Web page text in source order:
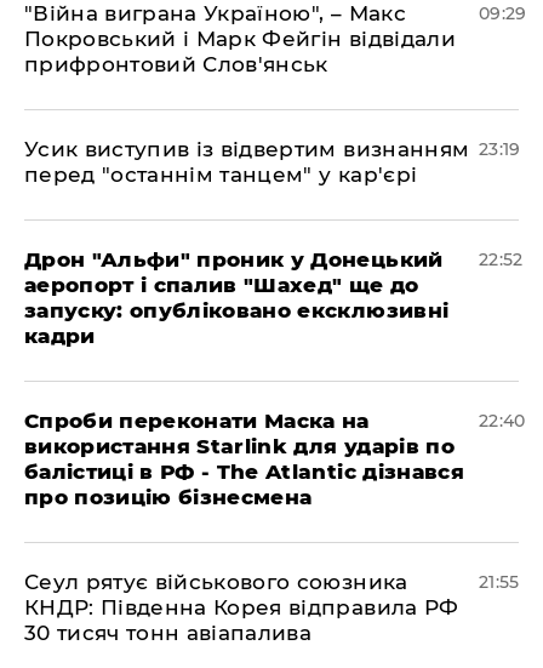
"Війна виграна Україною", – Макс
Покровський і Марк Фейгін відвідали
прифронтовий Слов'янськ
09:29
​Усик виступив із відвертим визнанням
перед "останнім танцем" у кар'єрі
23:19
​Дрон "Альфи" проник у Донецький
аеропорт і спалив "Шахед" ще до
запуску: опубліковано ексклюзивні
кадри
22:52
​Спроби переконати Маска на
використання Starlink для ударів по
балістиці в РФ - The Atlantic дізнався
про позицію бізнесмена
22:40
​Сеул рятує військового союзника
КНДР: Південна Корея відправила РФ
30 тисяч тонн авіапалива
21:55